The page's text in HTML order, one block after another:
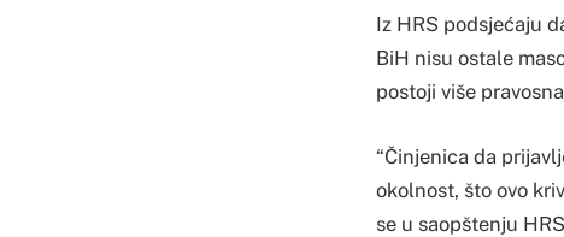
Iz HRS podsjećaju
BiH nisu ostale
postoji više
“Činjenica da
okolnost, što ovo
se u saopštenju